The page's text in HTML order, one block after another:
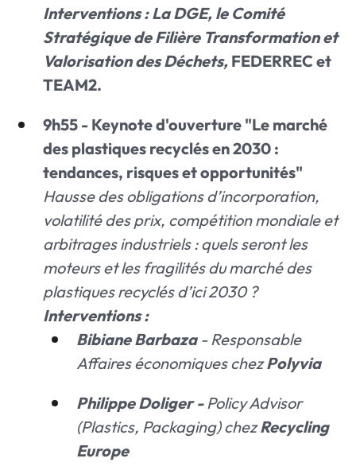
Interventions : La DGE, le Comité
Stratégique de Filière Transformation et
Valorisation des Déchets, FEDERREC et
TEAM2.
9h55 - Keynote d'ouverture "Le marché
des plastiques recyclés en 2030 :
tendances, risques et opportunités"
Hausse des obligations d’incorporation,
volatilité des prix, compétition mondiale et
arbitrages industriels : quels seront les
moteurs et les fragilités du marché des
plastiques recyclés d’ici 2030 ?
Interventions :
Bibiane Barbaza - Responsable
Affaires économiques chezPolyvia
Philippe Doliger -Policy Advisor
(Plastics, Packaging) chezRecycling
Europe